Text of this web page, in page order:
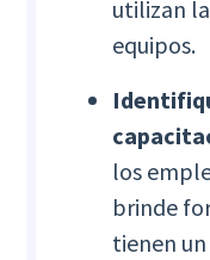
utilizan
equipos.
los
brinde
tienen